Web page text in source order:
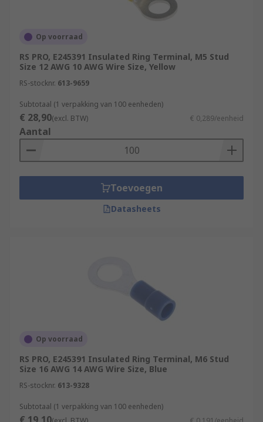
Op voorraad
RS PRO, E245391 Insulated Ring Terminal, M5 Stud
Size 12 AWG 10 AWG Wire Size, Yellow
RS-stocknr. 613-9659
Subtotaal (1 verpakking van 100 eenheden)
€ 28,90(excl. BTW) € 0,289/eenheid
Aantal
Toevoegen
Datasheets
Op voorraad
RS PRO, E245391 Insulated Ring Terminal, M6 Stud
Size 16 AWG 14 AWG Wire Size, Blue
RS-stocknr. 613-9328
Subtotaal (1 verpakking van 100 eenheden)